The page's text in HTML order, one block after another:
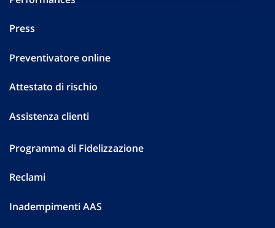
Press
Preventivatore online
Attestato di rischio
Assistenza clienti
Programma di Fidelizzazione
Reclami
Inadempimenti AAS